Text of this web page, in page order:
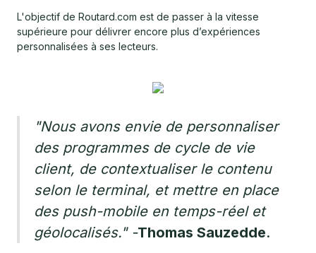
L'objectif de Routard.com est de passer à la vitesse
supérieure pour délivrer encore plus d’expériences
personnalisées à ses lecteurs.
"Nous avons envie de personnaliser
des programmes de cycle de vie
client, de contextualiser le contenu
selon le terminal, et mettre en place
des push-mobile en temps-réel et
géolocalisés." -Thomas Sauzedde.